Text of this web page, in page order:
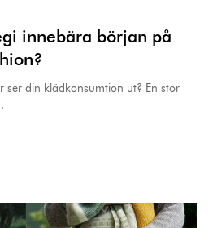
innebära början på
ser din klädkonsumtion ut? En stor